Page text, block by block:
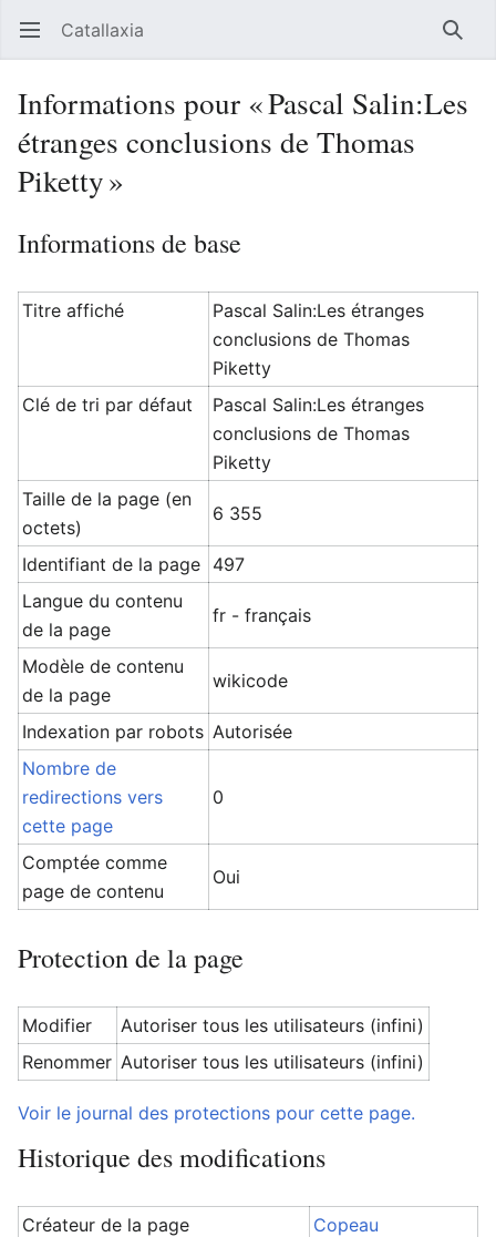
Ouvrir le menu principal Catallaxia
Informations pour « Pascal Salin:Les
étranges conclusions de Thomas
Piketty »
Informations de base
Titre affiché
Pascal Salin:Les étranges
conclusions de Thomas
Piketty
Clé de tri par défaut
Pascal Salin:Les étranges
conclusions de Thomas
Piketty
Taille de la page (en
octets)
6 355
Identifiant de la page 497
Langue du contenu
de la page
fr - français
Modèle de contenu
de la page
wikicode
Indexation par robots Autorisée
Nombre de
redirections vers
cette page
0
Comptée comme
page de contenu
Oui
Protection de la page
Modifier
Autoriser tous les utilisateurs (infini)
Renommer Autoriser tous les utilisateurs (infini)
Voir le journal des protections pour cette page.
Historique des modifications
Créateur de la page
Copeau